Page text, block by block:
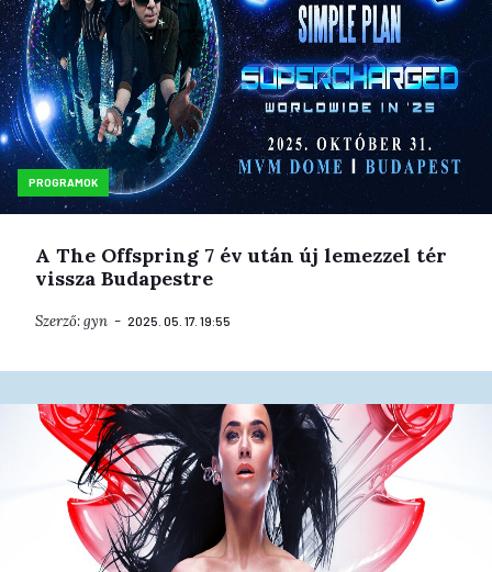
PROGRAMOK
A The Offspring 7 év után új lemezzel tér
vissza Budapestre
Szerző:gyn 2025. 05. 17. 19:55